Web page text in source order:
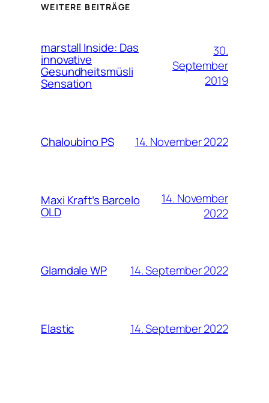
WEITERE BEITRÄGE
marstall Inside: Das
innovative
Gesundheitsmüsli
Sensation
30.
September
2019
Chaloubino PS 14. November 2022
Maxi Kraft’s Barcelo
OLD
14. November
2022
Glamdale WP 14. September 2022
Elastic 14. September 2022